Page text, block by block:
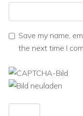
Save my name,
the next time I